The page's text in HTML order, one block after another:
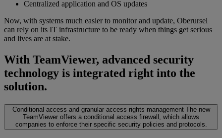
Centralized application and OS updates
Now, with systems much easier to monitor and update, Oberursel
can rely on its IT infrastructure to be ready when things get serious
and lives are at stake.
With TeamViewer, advanced security
technology is integrated right into the
solution.
Conditional access and granular access rights management The new
TeamViewer offers a conditional access firewall, which allows
companies to enforce their specific security policies and protocols.